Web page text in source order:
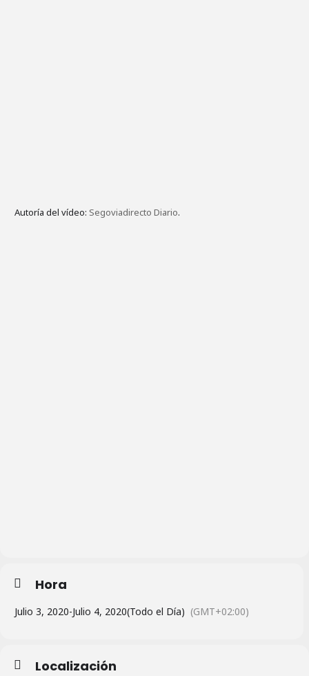
Autoría del vídeo: Segoviadirecto Diario.
Hora
Julio 3, 2020-Julio 4, 2020(Todo el Día) (GMT+02:00)
Localización